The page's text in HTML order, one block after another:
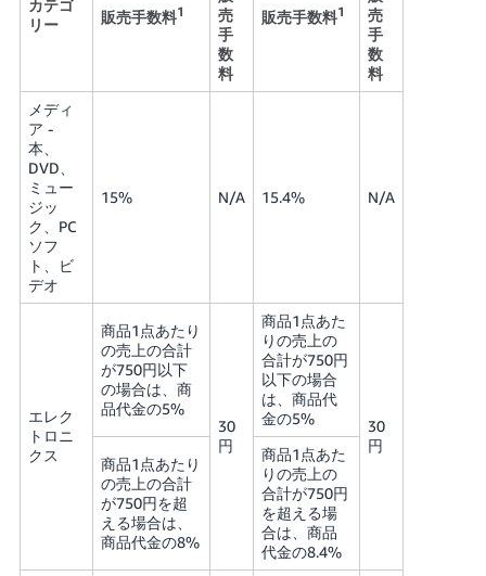
カテゴ
リー
販売手数料1
売
手
数
料
販売手数料1
売
手
数
料
メディ
ア -
本、
DVD、
ミュー
ジッ
ク、PC
ソフ
ト、ビ
デオ
15% N/A 15.4% N/A
エレク
トロニ
クス
商品1点あたり
の売上の合計
が750円以下
の場合は、商
品代金の5%
30
円
商品1点あた
りの売上の
合計が750円
以下の場合
は、商品代
金の5%
30
円
商品1点あたり
の売上の合計
が750円を超
える場合は、
商品代金の8%
商品1点あた
りの売上の
合計が750円
を超える場
合は、商品
代金の8.4%